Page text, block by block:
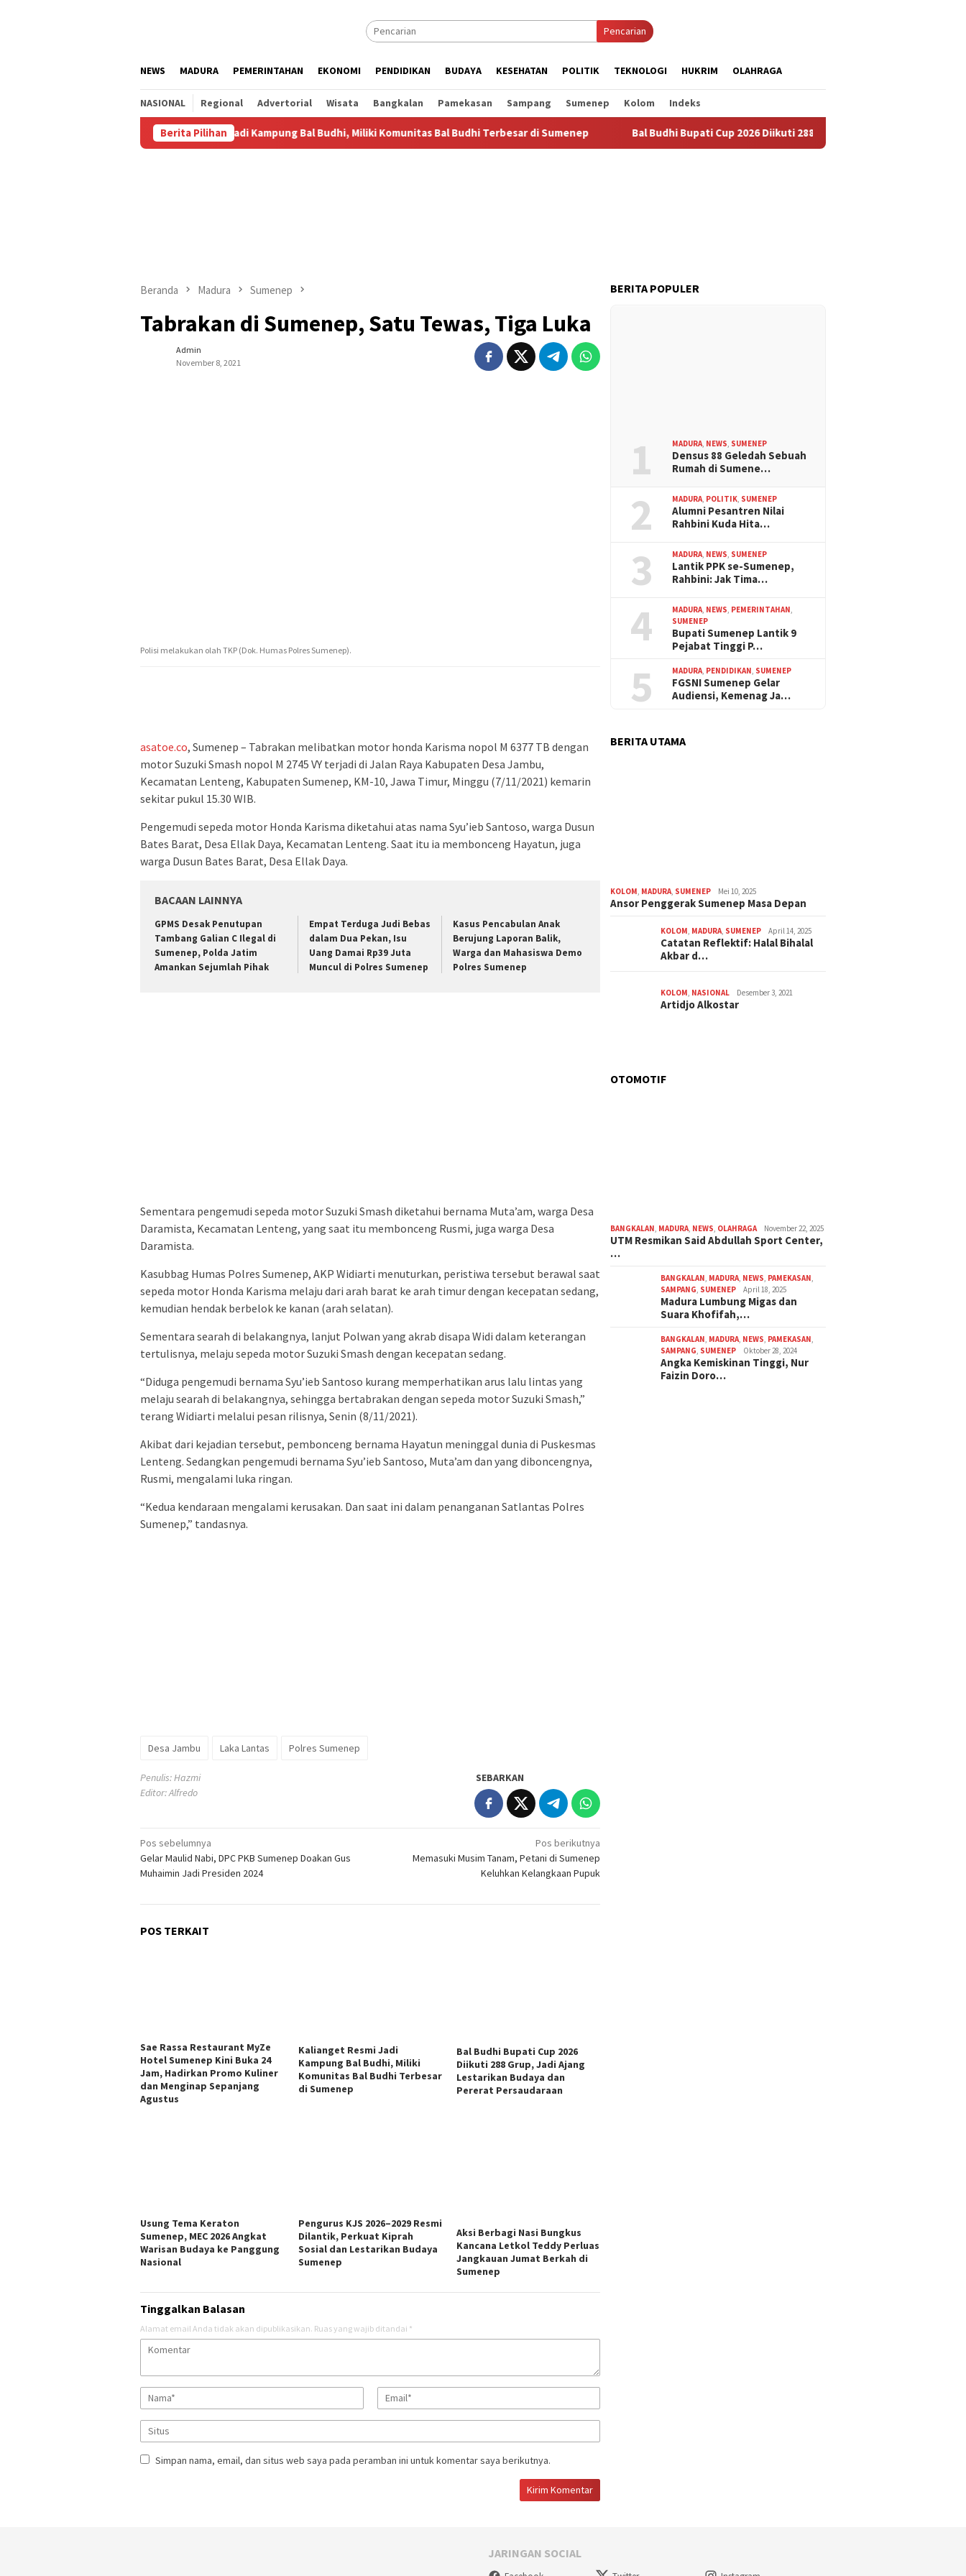
Pencarian
NEWS MADURA PEMERINTAHAN EKONOMI PENDIDIKAN BUDAYA KESEHATAN POLITIK TEKNOLOGI HUKRIM OLAHRAGA
NASIONAL Regional Advertorial Wisata Bangkalan Pamekasan Sampang Sumenep Kolom Indeks
Berita Pilihan
Kalianget Resmi Jadi Kampung Bal Budhi, Miliki Komunitas Bal Budhi Terbesar di Sumenep Bal Budhi Bupati Cup 2026 Diikuti 288 Grup, Jadi Ajang Lestarikan Budaya dan
Beranda Madura Sumenep
Tabrakan di Sumenep, Satu Tewas, Tiga Luka
Admin
November 8, 2021
Polisi melakukan olah TKP (Dok. Humas Polres Sumenep).
asatoe.co, Sumenep – Tabrakan melibatkan motor honda Karisma nopol M 6377 TB dengan
motor Suzuki Smash nopol M 2745 VY terjadi di Jalan Raya Kabupaten Desa Jambu,
Kecamatan Lenteng, Kabupaten Sumenep, KM-10, Jawa Timur, Minggu (7/11/2021) kemarin
sekitar pukul 15.30 WIB.
Pengemudi sepeda motor Honda Karisma diketahui atas nama Syu’ieb Santoso, warga Dusun
Bates Barat, Desa Ellak Daya, Kecamatan Lenteng. Saat itu ia membonceng Hayatun, juga
warga Dusun Bates Barat, Desa Ellak Daya.
BACAAN LAINNYA
GPMS Desak Penutupan
Tambang Galian C Ilegal di
Sumenep, Polda Jatim
Amankan Sejumlah Pihak
Empat Terduga Judi Bebas
dalam Dua Pekan, Isu
Uang Damai Rp39 Juta
Muncul di Polres Sumenep
Kasus Pencabulan Anak
Berujung Laporan Balik,
Warga dan Mahasiswa Demo
Polres Sumenep
Sementara pengemudi sepeda motor Suzuki Smash diketahui bernama Muta’am, warga Desa
Daramista, Kecamatan Lenteng, yang saat itu membonceng Rusmi, juga warga Desa
Daramista.
Kasubbag Humas Polres Sumenep, AKP Widiarti menuturkan, peristiwa tersebut berawal saat
sepeda motor Honda Karisma melaju dari arah barat ke arah timur dengan kecepatan sedang,
kemudian hendak berbelok ke kanan (arah selatan).
Sementara searah di belakangnya, lanjut Polwan yang akrab disapa Widi dalam keterangan
tertulisnya, melaju sepeda motor Suzuki Smash dengan kecepatan sedang.
“Diduga pengemudi bernama Syu’ieb Santoso kurang memperhatikan arus lalu lintas yang
melaju searah di belakangnya, sehingga bertabrakan dengan sepeda motor Suzuki Smash,”
terang Widiarti melalui pesan rilisnya, Senin (8/11/2021).
Akibat dari kejadian tersebut, pembonceng bernama Hayatun meninggal dunia di Puskesmas
Lenteng. Sedangkan pengemudi bernama Syu’ieb Santoso, Muta’am dan yang diboncengnya,
Rusmi, mengalami luka ringan.
“Kedua kendaraan mengalami kerusakan. Dan saat ini dalam penanganan Satlantas Polres
Sumenep,” tandasnya.
Desa Jambu Laka Lantas Polres Sumenep
Penulis: Hazmi
Editor: Alfredo
SEBARKAN
Navigasi
pos
Pos sebelumnya
Gelar Maulid Nabi, DPC PKB Sumenep Doakan Gus
Muhaimin Jadi Presiden 2024
Pos berikutnya
Memasuki Musim Tanam, Petani di Sumenep
Keluhkan Kelangkaan Pupuk
POS TERKAIT
Sae Rassa Restaurant MyZe
Hotel Sumenep Kini Buka 24
Jam, Hadirkan Promo Kuliner
dan Menginap Sepanjang
Agustus
Kalianget Resmi Jadi
Kampung Bal Budhi, Miliki
Komunitas Bal Budhi Terbesar
di Sumenep
Bal Budhi Bupati Cup 2026
Diikuti 288 Grup, Jadi Ajang
Lestarikan Budaya dan
Pererat Persaudaraan
Usung Tema Keraton
Sumenep, MEC 2026 Angkat
Warisan Budaya ke Panggung
Nasional
Pengurus KJS 2026–2029 Resmi
Dilantik, Perkuat Kiprah
Sosial dan Lestarikan Budaya
Sumenep
Aksi Berbagi Nasi Bungkus
Kancana Letkol Teddy Perluas
Jangkauan Jumat Berkah di
Sumenep
Tinggalkan Balasan
Alamat email Anda tidak akan dipublikasikan. Ruas yang wajib ditandai *
Simpan nama, email, dan situs web saya pada peramban ini untuk komentar saya berikutnya.
BERITA POPULER
1 MADURA NEWS SUMENEP
Densus 88 Geledah Sebuah
Rumah di Sumene…
2 MADURA POLITIK SUMENEP
Alumni Pesantren Nilai
Rahbini Kuda Hita…
3 MADURA NEWS SUMENEP
Lantik PPK se-Sumenep,
Rahbini: Jak Tima…
4 MADURA NEWS PEMERINTAHAN
SUMENEP
Bupati Sumenep Lantik 9
Pejabat Tinggi P…
5 MADURA PENDIDIKAN SUMENEP
FGSNI Sumenep Gelar
Audiensi, Kemenag Ja…
BERITA UTAMA
KOLOM MADURA SUMENEP Mei 10, 2025
Ansor Penggerak Sumenep Masa Depan
KOLOM MADURA SUMENEP April 14, 2025
Catatan Reflektif: Halal Bihalal
Akbar d…
KOLOM NASIONAL Desember 3, 2021
Artidjo Alkostar
OTOMOTIF
BANGKALAN, MADURA, NEWS, OLAHRAGA November 22, 2025
UTM Resmikan Said Abdullah Sport Center,
…
BANGKALAN, MADURA, NEWS, PAMEKASAN,
SAMPANG, SUMENEP April 18, 2025
Madura Lumbung Migas dan
Suara Khofifah,…
BANGKALAN, MADURA, NEWS, PAMEKASAN,
SAMPANG, SUMENEP Oktober 28, 2024
Angka Kemiskinan Tinggi, Nur
Faizin Doro…
JARINGAN SOCIAL